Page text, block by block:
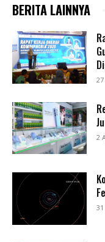
BERITA LAINNYA
2